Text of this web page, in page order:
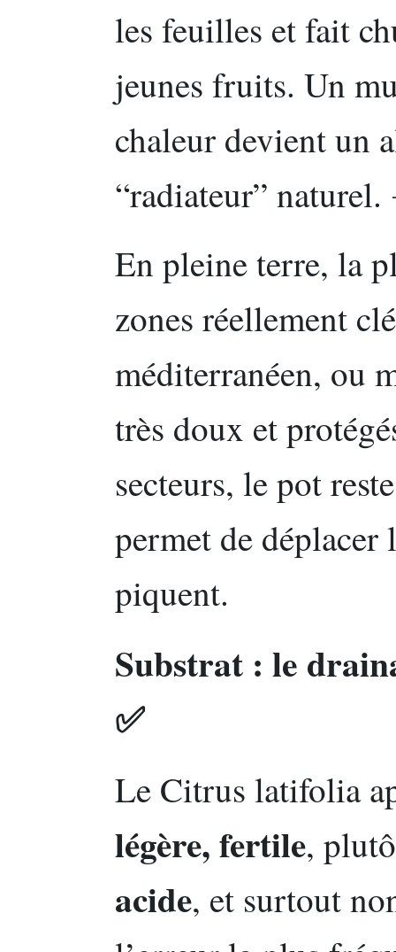
les feuilles et fait
jeunes fruits. Un
chaleur devient un
“radiateur”
En pleine terre, la
zones réellement
méditerranéen, ou
très doux et
secteurs, le pot
permet de déplacer
piquent.
Substrat : le
✅
Le Citrus latifolia
légère, fertile,
acide, et surtout